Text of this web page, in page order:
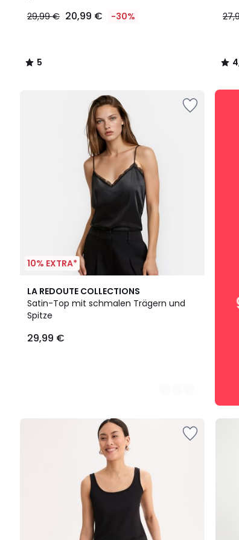
€
30%
29,99 € 20,99 € -30%
5
/
/
10% EXTRA*
LA REDOUTE COLLECTIONS
Satin-Top mit schmalen Trägern und
Spitze
29,99 €
2
Farben
SALE